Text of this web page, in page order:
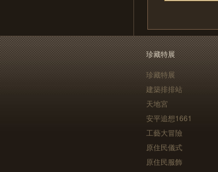
珍藏特展
珍藏特展
建築排排站
天地宮
安平追想1661
工藝大冒險
原住民儀式
原住民服飾